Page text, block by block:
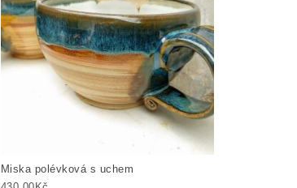
Miska polévková s uchem